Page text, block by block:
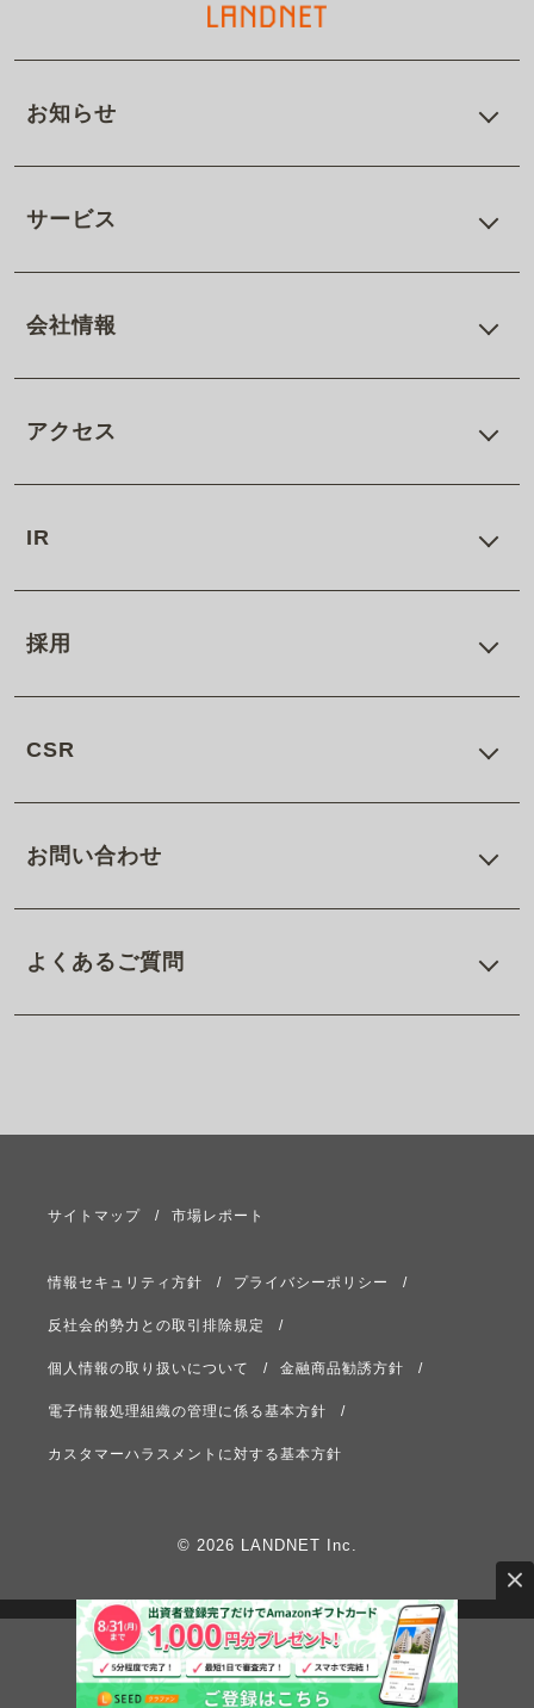
お知らせ
サービス
会社情報
アクセス
IR
採用
CSR
お問い合わせ
よくあるご質問
サイトマップ 市場レポート
情報セキュリティ方針 プライバシーポリシー
反社会的勢力との取引排除規定
個人情報の取り扱いについて 金融商品勧誘方針
電子情報処理組織の管理に係る基本方針
カスタマーハラスメントに対する基本方針
© 2026 LANDNET Inc.